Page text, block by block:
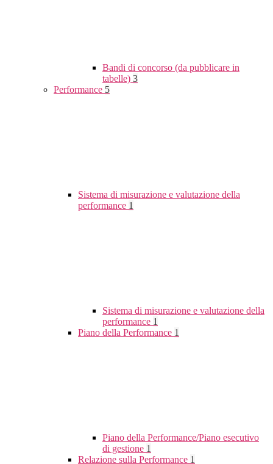
Bandi di concorso (da pubblicare in
tabelle) 3
Performance 5
Sistema di misurazione e valutazione della
performance 1
Sistema di misurazione e valutazione della
performance 1
Piano della Performance 1
Piano della Performance/Piano esecutivo
di gestione 1
Relazione sulla Performance 1